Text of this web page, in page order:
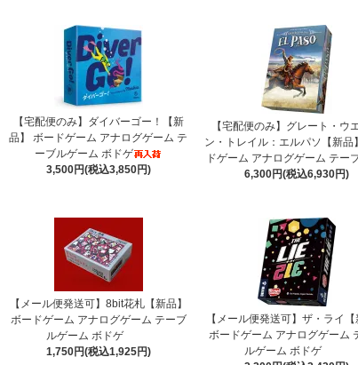
【宅配便のみ】ダイバーゴー！【新
品】 ボードゲーム アナログゲーム テ
ーブルゲーム ボドゲ
3,500円(税込3,850円)
【宅配便のみ】グレート・ウ
ン・トレイル：エルパソ【新品
ドゲーム アナログゲーム テー
6,300円(税込6,930円)
【メール便発送可】8bit花札【新品】
ボードゲーム アナログゲーム テーブ
ルゲーム ボドゲ
1,750円(税込1,925円)
【メール便発送可】ザ・ライ【
ボードゲーム アナログゲーム
ルゲーム ボドゲ